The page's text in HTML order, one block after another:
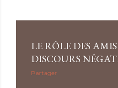
LE RÔLE DES
DISCOURS
Partager